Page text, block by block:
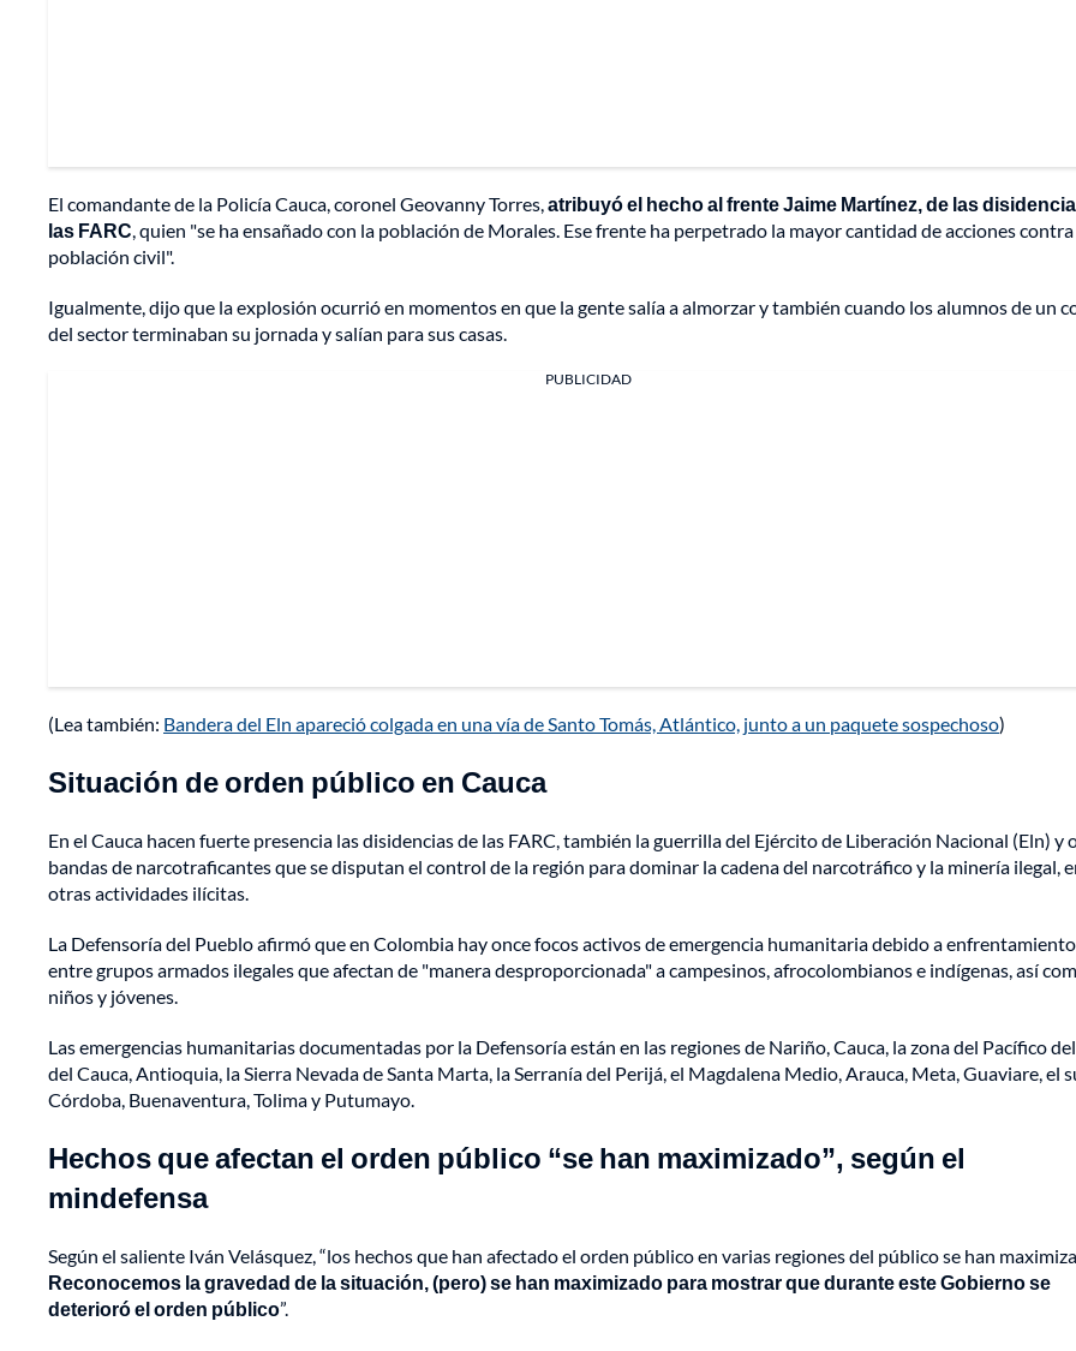
El comandante de la Policía Cauca, coronel Geovanny Torres,atribuyó el hecho al frente Jaime Martínez, de las
las FARC, quien "se ha ensañado con la población de Morales. Ese frente ha perpetrado la mayor cantidad de acciones
población civil".
Igualmente, dijo que la explosión ocurrió en momentos en que la gente salía a almorzar y también cuando los alumnos de un
del sector terminaban su jornada y salían para sus casas.
PUBLICIDAD
(Lea también: Bandera del Eln apareció colgada en una vía de Santo Tomás, Atlántico, junto a un paquete sospechoso)
Situación de orden público en Cauca
En el Cauca hacen fuerte presencia las disidencias de las FARC, también la guerrilla del Ejército de Liberación Nacional (Eln) y
bandas de narcotraficantes que se disputan el control de la región para dominar la cadena del narcotráfico y la minería ilegal,
otras actividades ilícitas.
La Defensoría del Pueblo afirmó que en Colombia hay once focos activos de emergencia humanitaria debido a
entre grupos armados ilegales que afectan de "manera desproporcionada" a campesinos, afrocolombianos e indígenas, así
niños y jóvenes.
Las emergencias humanitarias documentadas por la Defensoría están en las regiones de Nariño, Cauca, la zona del Pacífico
del Cauca, Antioquia, la Sierra Nevada de Santa Marta, la Serranía del Perijá, el Magdalena Medio, Arauca, Meta, Guaviare, el
Córdoba, Buenaventura, Tolima y Putumayo.
Hechos que afectan el orden público “se han maximizado”, según el
mindefensa
Según el saliente Iván Velásquez, “los hechos que han afectado el orden público en varias regiones del público se han
Reconocemos la gravedad de la situación, (pero) se han maximizado para mostrar que durante este Gobierno se
deterioró el orden público”.